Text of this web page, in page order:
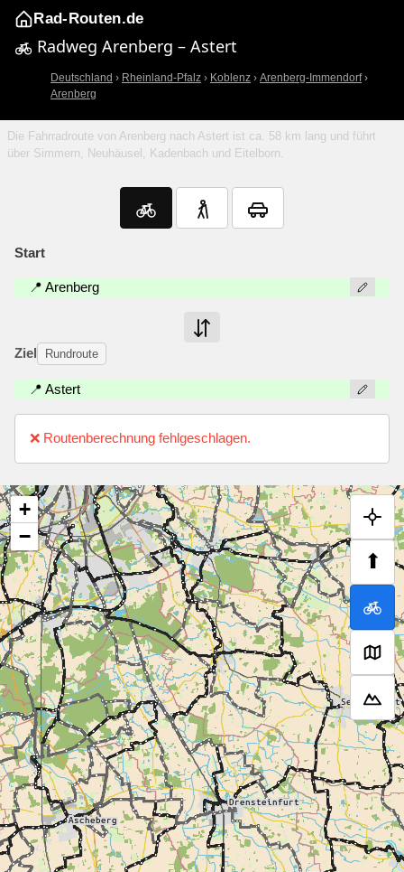
Rad-Routen.de
Radweg Arenberg – Astert
Deutschland › Rheinland-Pfalz › Koblenz › Arenberg-Immendorf›
Arenberg
Die Fahrradroute von Arenberg nach Astert ist ca. 58 km lang und führt
über Simmern, Neuhäusel, Kadenbach und Eitelborn.
Start
📍 Arenberg
Ziel Rundroute
📍 Astert
❌ Routenberechnung fehlgeschlagen.
⬆
+
−